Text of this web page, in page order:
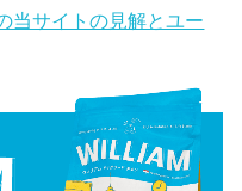
当サイトの見解とユー